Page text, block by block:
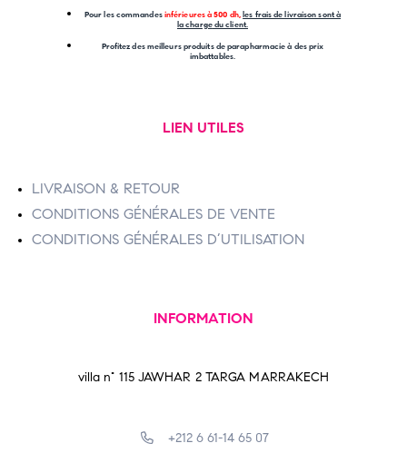
Pour les commandesinférieures à 500 dh,les frais de livraison sont à
la chargedu client.
Profitez des meilleurs produits de parapharmacie à des prix
imbattables.
LIEN UTILES
LIVRAISON & RETOUR
CONDITIONS GÉNÉRALES DE VENTE
CONDITIONS GÉNÉRALES D’UTILISATION
INFORMATION
villa n° 115 JAWHAR 2 TARGA MARRAKECH
+212 6 61-14 65 07